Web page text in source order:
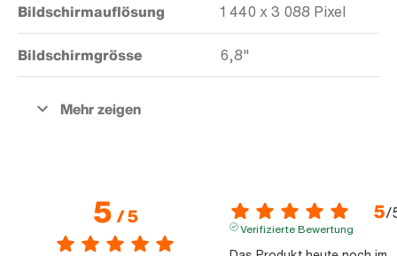
Bildschirmauflösung 1 440 x 3 088 Pixel
Bildschirmgrösse 6,8"
5/5 5/
Verifizierte Bewertung